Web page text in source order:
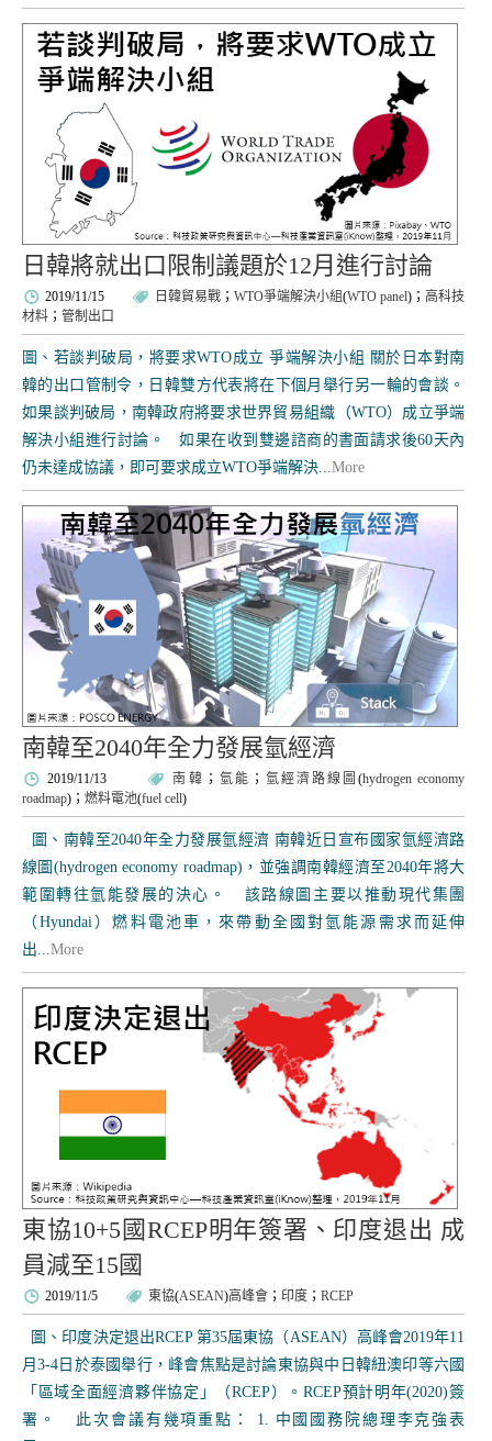
日韓將就出口限制議題於12月進行討論
2019/11/15 日韓貿易戰 ；WTO爭端解決小組(WTO panel)； 高科技
材料 ； 管制出口
圖、若談判破局，將要求WTO成立 爭端解決小組 關於日本對南
韓的出口管制令，日韓雙方代表將在下個月舉行另一輪的會談。
如果談判破局，南韓政府將要求世界貿易組織（WTO）成立爭端
解決小組進行討論。 如果在收到雙邊諮商的書面請求後60天內
仍未達成協議，即可要求成立WTO爭端解決...More
南韓至2040年全力發展氫經濟
2019/11/13 南韓 ； 氫能 ； 氫經濟路線圖(hydrogen economy
roadmap)； 燃料電池(fuel cell)
圖、南韓至2040年全力發展氫經濟 南韓近日宣布國家氫經濟路
線圖(hydrogen economy roadmap)，並強調南韓經濟至2040年將大
範圍轉往氫能發展的決心。 該路線圖主要以推動現代集團
（Hyundai）燃料電池車，來帶動全國對氫能源需求而延伸
出...More
東協10+5國RCEP明年簽署、印度退出 成
員減至15國
2019/11/5 東協(ASEAN)高峰會 ； 印度 ； RCEP
圖、印度決定退出RCEP 第35屆東協（ASEAN）高峰會2019年11
月3-4日於泰國舉行，峰會焦點是討論東協與中日韓紐澳印等六國
「區域全面經濟夥伴協定」（RCEP）。RCEP預計明年(2020)簽
署。 此次會議有幾項重點： 1. 中國國務院總理李克強表